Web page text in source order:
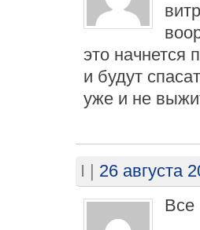
это начнется
и будут
уже и не
I | 26 августа
Все